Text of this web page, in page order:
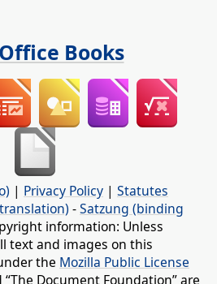
Books
| Privacy Policy | Statutes
-Satzung (binding
information: Unless
text and images on this
the Mozilla Public License
“The Document Foundation” are